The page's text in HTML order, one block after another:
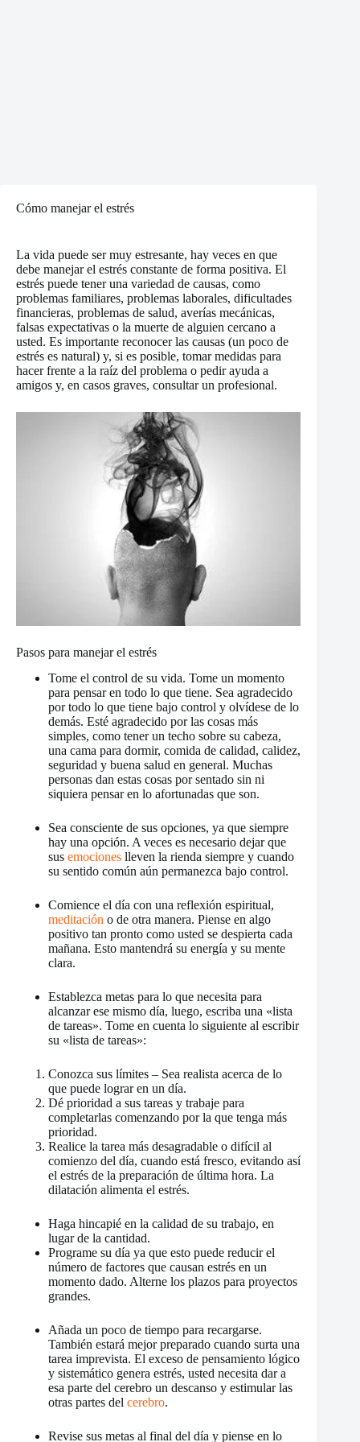
Cómo manejar el estrés
La vida puede ser muy estresante, hay veces en que
debe manejar el estrés constante de forma positiva. El
estrés puede tener una variedad de causas, como
problemas familiares, problemas laborales, dificultades
financieras, problemas de salud, averías mecánicas,
falsas expectativas o la muerte de alguien cercano a
usted. Es importante reconocer las causas (un poco de
estrés es natural) y, si es posible, tomar medidas para
hacer frente a la raíz del problema o pedir ayuda a
amigos y, en casos graves, consultar un profesional.
Pasos para manejar el estrés
Tome el control de su vida. Tome un momento
para pensar en todo lo que tiene. Sea agradecido
por todo lo que tiene bajo control y olvídese de lo
demás. Esté agradecido por las cosas más
simples, como tener un techo sobre su cabeza,
una cama para dormir, comida de calidad, calidez,
seguridad y buena salud en general. Muchas
personas dan estas cosas por sentado sin ni
siquiera pensar en lo afortunadas que son.
Sea consciente de sus opciones, ya que siempre
hay una opción. A veces es necesario dejar que
sus emociones lleven la rienda siempre y cuando
su sentido común aún permanezca bajo control.
Comience el día con una reflexión espiritual,
meditación o de otra manera. Piense en algo
positivo tan pronto como usted se despierta cada
mañana. Esto mantendrá su energía y su mente
clara.
Establezca metas para lo que necesita para
alcanzar ese mismo día, luego, escriba una «lista
de tareas». Tome en cuenta lo siguiente al escribir
su «lista de tareas»:
Conozca sus límites – Sea realista acerca de lo
que puede lograr en un día.
Dé prioridad a sus tareas y trabaje para
completarlas comenzando por la que tenga más
prioridad.
Realice la tarea más desagradable o difícil al
comienzo del día, cuando está fresco, evitando así
el estrés de la preparación de última hora. La
dilatación alimenta el estrés.
Haga hincapié en la calidad de su trabajo, en
lugar de la cantidad.
Programe su día ya que esto puede reducir el
número de factores que causan estrés en un
momento dado. Alterne los plazos para proyectos
grandes.
Añada un poco de tiempo para recargarse.
También estará mejor preparado cuando surta una
tarea imprevista. El exceso de pensamiento lógico
y sistemático genera estrés, usted necesita dar a
esa parte del cerebro un descanso y estimular las
otras partes del cerebro.
Revise sus metas al final del día y piense en lo